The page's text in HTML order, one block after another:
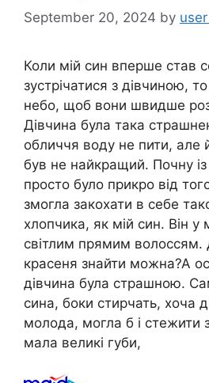
September 20, 2024 by
Коли мій син вперше став
зустрічатися з дівчиною,
небо, щоб вони швидше
Дівчина була така
обличчя воду не пити, але
був не найкращий. Почну із
просто було прикро від
змогла закохати в себе
хлопчика, як мій син. Він у
світлим прямим
красеня знайти можна?А
дівчина була страшною.
сина, боки стирчать, хоча
молода, могла б і стежити
мала великі губи,